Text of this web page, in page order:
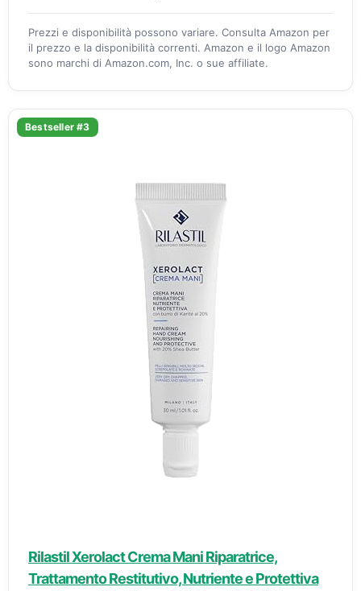
Prezzi e disponibilità possono variare. Consulta Amazon per
il prezzo e la disponibilità correnti. Amazon e il logo Amazon
sono marchi di Amazon.com, Inc. o sue affiliate.
Bestseller #3
Rilastil Xerolact Crema Mani Riparatrice,
Trattamento Restitutivo, Nutriente e Protettiva